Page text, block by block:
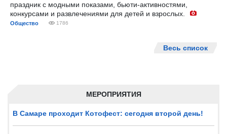
МЕРОПРИЯТИЯ
В Самаре проходит Котофест: сегодня второй день!
праздник с модными показами, бьюти-активностями,
конкурсами и развлечениями для детей и взрослых.
Общество 1786
Весь список